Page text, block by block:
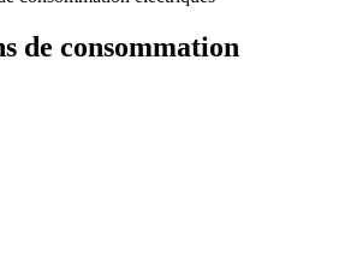
de consommation